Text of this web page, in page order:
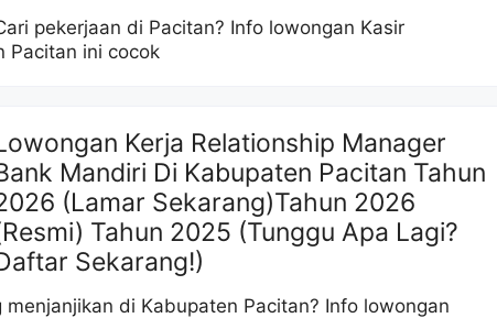
pekerjaan di Pacitan? Info lowongan Kasir
Pacitan ini cocok
Kerja Relationship Manager
Mandiri Di Kabupaten Pacitan Tahun
(Lamar Sekarang)Tahun 2026
Tahun 2025 (Tunggu Apa Lagi?
Sekarang!)
menjanjikan di Kabupaten Pacitan? Info lowongan